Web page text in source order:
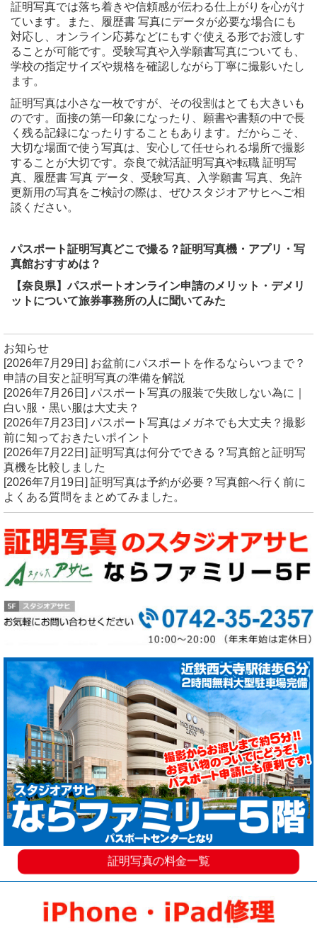
証明写真では落ち着きや信頼感が伝わる仕上がりを心がけ
ています。また、履歴書 写真にデータが必要な場合にも
対応し、オンライン応募などにもすぐ使える形でお渡しす
ることが可能です。受験写真や入学願書写真についても、
学校の指定サイズや規格を確認しながら丁寧に撮影いたし
ます。
証明写真は小さな一枚ですが、その役割はとても大きいも
のです。面接の第一印象になったり、願書や書類の中で長
く残る記録になったりすることもあります。だからこそ、
大切な場面で使う写真は、安心して任せられる場所で撮影
することが大切です。奈良で就活証明写真や転職 証明写
真、履歴書 写真 データ、受験写真、入学願書 写真、免許
更新用の写真をご検討の際は、ぜひスタジオアサヒへご相
談ください。
パスポート証明写真どこで撮る？証明写真機・アプリ・写
真館おすすめは？
【奈良県】パスポートオンライン申請のメリット・デメリ
ットについて旅券事務所の人に聞いてみた
お知らせ
[2026年7月29日] お盆前にパスポートを作るならいつまで？
申請の目安と証明写真の準備を解説
[2026年7月26日] パスポート写真の服装で失敗しない為に｜
白い服・黒い服は大丈夫？
[2026年7月23日] パスポート写真はメガネでも大丈夫？撮影
前に知っておきたいポイント
[2026年7月22日] 証明写真は何分でできる？写真館と証明写
真機を比較しました
[2026年7月19日] 証明写真は予約が必要？写真館へ行く前に
よくある質問をまとめてみました。
証明写真の料金一覧